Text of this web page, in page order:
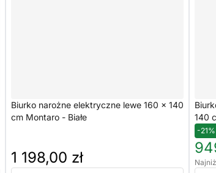
Biurko narożne elektryczne lewe 160 × 140
cm Montaro - Białe
1 198,00 zł
140
-21%